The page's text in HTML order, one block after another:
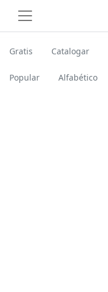
Gratis Catalogar
Popular Alfabético